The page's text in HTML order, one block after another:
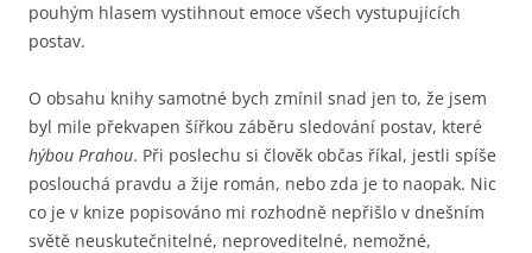
pouhým hlasem vystihnout emoce všech vystupujících
postav.
O obsahu knihy samotné bych zmínil snad jen to, že jsem
byl mile překvapen šířkou záběru sledování postav, které
hýbou Prahou. Při poslechu si člověk občas říkal, jestli spíše
poslouchá pravdu a žije román, nebo zda je to naopak. Nic
co je v knize popisováno mi rozhodně nepřišlo v dnešním
světě neuskutečnitelné, neproveditelné, nemožné,